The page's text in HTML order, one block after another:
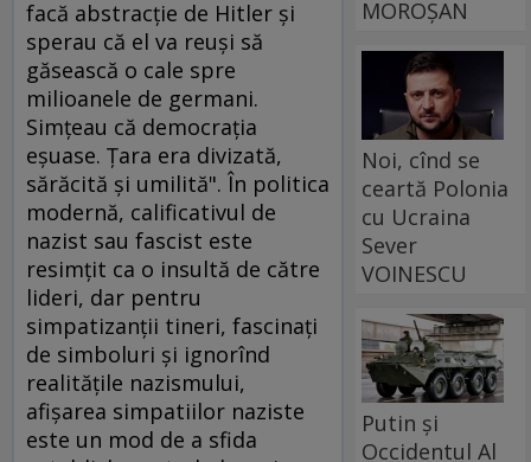
facă abstracţie de Hitler şi
sperau că el va reuşi să
găsească o cale spre
milioanele de germani.
Simţeau că democraţia
eşuase. Ţara era divizată,
sărăcită şi umilită". În politica
modernă, calificativul de
nazist sau fascist este
resimţit ca o insultă de către
lideri, dar pentru
simpatizanţii tineri, fascinaţi
de simboluri şi ignorînd
realităţile nazismului,
afişarea simpatiilor naziste
este un mod de a sfida
MOROȘAN
Noi, cînd se
ceartă Polonia
cu Ucraina
Sever
VOINESCU
Putin și
Occidentul Al